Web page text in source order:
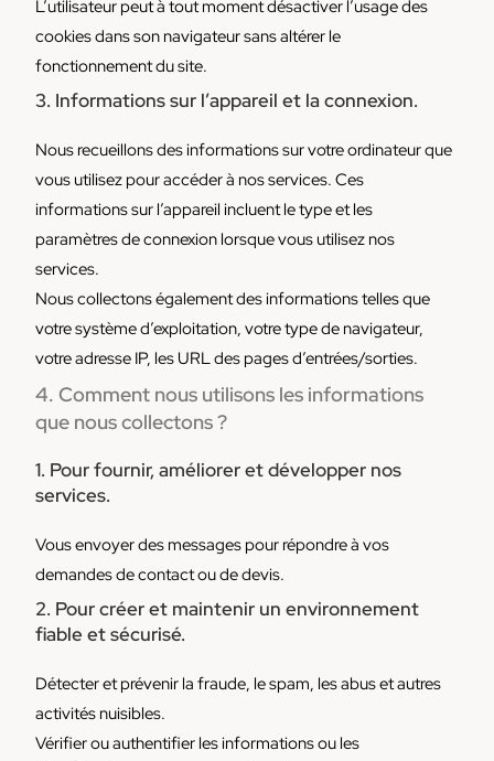
L’utilisateur peut à tout moment désactiver l’usage des
cookies dans son navigateur sans altérer le
fonctionnement du site.
3. Informations sur l’appareil et la connexion.
Nous recueillons des informations sur votre ordinateur que
vous utilisez pour accéder à nos services. Ces
informations sur l’appareil incluent le type et les
paramètres de connexion lorsque vous utilisez nos
services.
Nous collectons également des informations telles que
votre système d’exploitation, votre type de navigateur,
votre adresse IP, les URL des pages d’entrées/sorties.
4. Comment nous utilisons les informations
que nous collectons ?
1. Pour fournir, améliorer et développer nos
services.
Vous envoyer des messages pour répondre à vos
demandes de contact ou de devis.
2. Pour créer et maintenir un environnement
fiable et sécurisé.
Détecter et prévenir la fraude, le spam, les abus et autres
activités nuisibles.
Vérifier ou authentifier les informations ou les